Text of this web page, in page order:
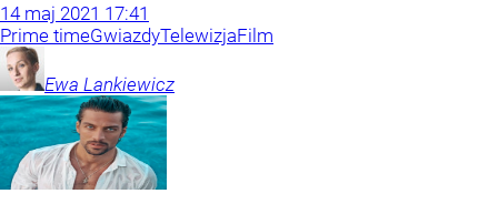
14 maj 2021 17:41
Prime timeGwiazdyTelewizjaFilm
Ewa Lankiewicz